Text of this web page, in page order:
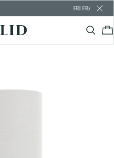
FRI FRAKT